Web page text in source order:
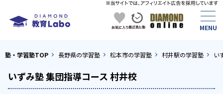
塾・学習塾TOP 長野県の学習塾 松本市の学習塾 村井駅の学習塾 い
いずみ塾 集団指導コース 村井校